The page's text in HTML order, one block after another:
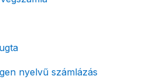
műveletek
/ Önszámlázás
nyelvű számlázás